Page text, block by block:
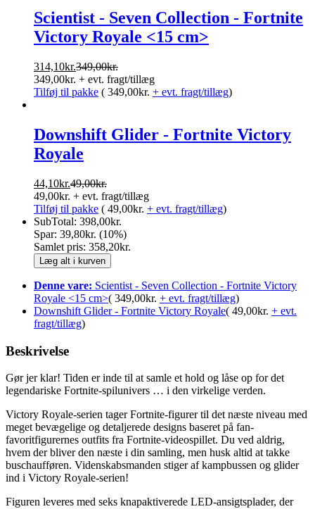
Scientist - Seven Collection - Fortnite
Victory Royale <15 cm>
314,10kr.349,00kr.
349,00kr. + evt. fragt/tillæg
Tilføj til pakke ( 349,00kr. + evt. fragt/tillæg)
Downshift Glider - Fortnite Victory
Royale
44,10kr.49,00kr.
49,00kr. + evt. fragt/tillæg
Tilføj til pakke ( 49,00kr. + evt. fragt/tillæg)
SubTotal: 398,00kr.
Spar: 39,80kr. (10%)
Samlet pris: 358,20kr.
Læg alt i kurven
Denne vare: Scientist - Seven Collection - Fortnite Victory
Royale <15 cm>( 349,00kr. + evt. fragt/tillæg)
Downshift Glider - Fortnite Victory Royale( 49,00kr. + evt.
fragt/tillæg)
Beskrivelse
Gør jer klar! Tiden er inde til at samle et hold og låse op for det
legendariske Fortnite-spilunivers … i den virkelige verden.
Victory Royale-serien tager Fortnite-figurer til det næste niveau med
meget bevægelige og detaljerede designs baseret på fan-
favoritfigurernes outfits fra Fortnite-videospillet. Du ved aldrig,
hvem der bliver den næste i din samling, men husk altid at takke
buschaufføren. Videnskabsmanden stiger af kampbussen og glider
ind i Victory Royale-serien!
Figuren leveres med seks knapaktiverede LED-ansigtsplader, der